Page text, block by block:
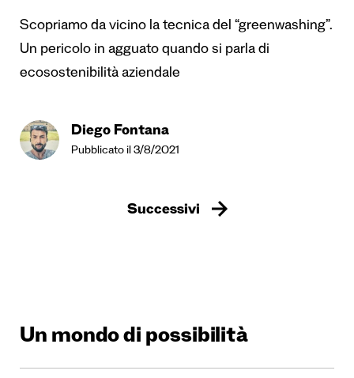
Scopriamo da vicino la tecnica del “greenwashing”.
Un pericolo in agguato quando si parla di
ecosostenibilità aziendale
Diego Fontana
Pubblicato il 3/8/2021
Successivi
Un mondo di possibilità